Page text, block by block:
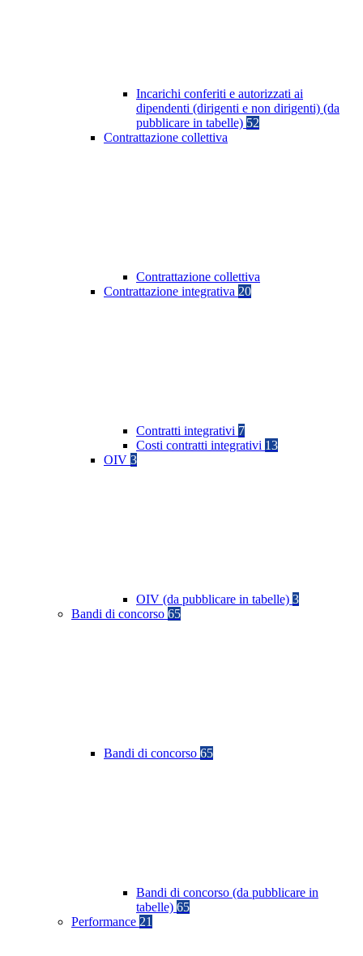
Incarichi conferiti e autorizzati ai
dipendenti (dirigenti e non dirigenti) (da
pubblicare in tabelle) 52
Contrattazione collettiva
Contrattazione collettiva
Contrattazione integrativa 20
Contratti integrativi 7
Costi contratti integrativi 13
OIV 3
OIV (da pubblicare in tabelle) 3
Bandi di concorso 65
Bandi di concorso 65
Bandi di concorso (da pubblicare in
tabelle) 65
Performance 21